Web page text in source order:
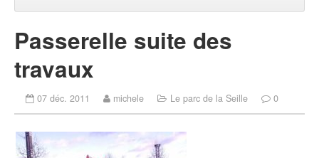
Passerelle suite des
travaux
07 déc. 2011 michele Le parc de la Seille 0